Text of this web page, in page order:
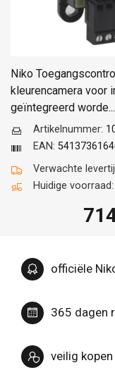
Niko
kleurencamera voor
geïntegreerd worde...
Verwachte
Huidige voorraad:
Artikelnummer:
EAN:
officiële
365 dagen
veilig